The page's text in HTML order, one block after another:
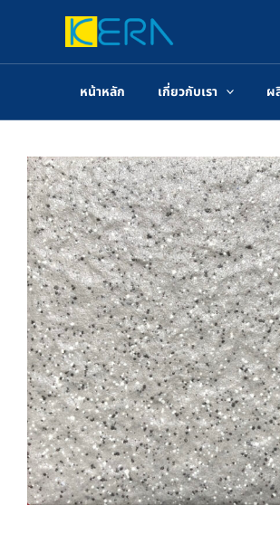
หน้าหลัก เกี่ยวกับเรา ผ